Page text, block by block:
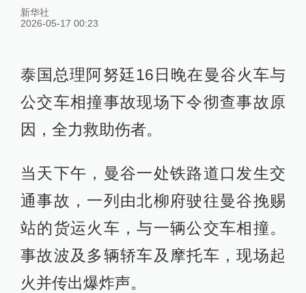
新华社
2026-05-17 00:23
泰国总理阿努廷16日晚在曼谷火车与
公交车相撞事故现场下令彻查事故原
因，全力救助伤者。
当天下午，曼谷一处铁路道口发生交
通事故，一列由北柳府驶往曼谷挽赐
站的货运火车，与一辆公交车相撞。
事故波及多辆轿车及摩托车，现场起
火并传出爆炸声。